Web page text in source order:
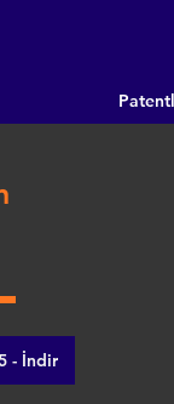
- İndir